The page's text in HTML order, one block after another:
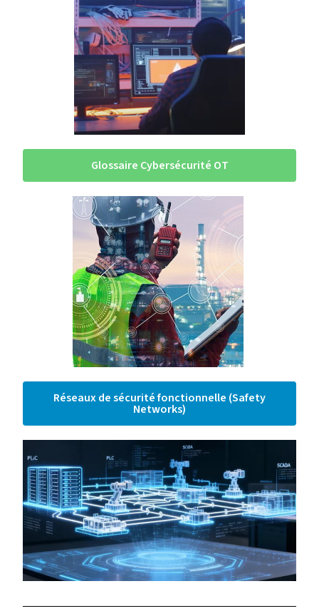
Glossaire Cybersécurité OT
Réseaux de sécurité fonctionnelle (Safety
Networks)